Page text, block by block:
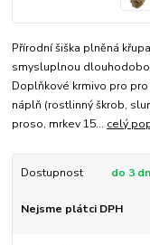
Přírodní šiška plněná
smysluplnou
Doplňkové krmivo pro
náplň (rostlinný škrob,
proso, mrkev 15... celý
Dostupnost do 3
Nejsme plátci DPH